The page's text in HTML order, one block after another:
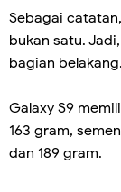
Sebagai
bukan satu.
bagian belakang.
Galaxy S9
163 gram,
dan 189 gram.